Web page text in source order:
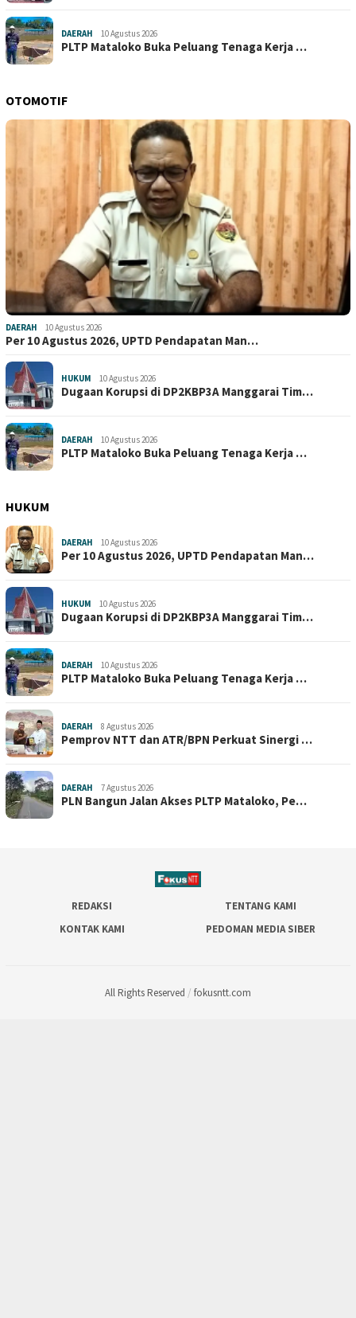
DAERAH 10 Agustus 2026
PLTP Mataloko Buka Peluang Tenaga Kerja …
OTOMOTIF
DAERAH 10 Agustus 2026
Per 10 Agustus 2026, UPTD Pendapatan Man…
HUKUM 10 Agustus 2026
Dugaan Korupsi di DP2KBP3A Manggarai Tim…
DAERAH 10 Agustus 2026
PLTP Mataloko Buka Peluang Tenaga Kerja …
HUKUM
DAERAH 10 Agustus 2026
Per 10 Agustus 2026, UPTD Pendapatan Man…
HUKUM 10 Agustus 2026
Dugaan Korupsi di DP2KBP3A Manggarai Tim…
DAERAH 10 Agustus 2026
PLTP Mataloko Buka Peluang Tenaga Kerja …
DAERAH 8 Agustus 2026
Pemprov NTT dan ATR/BPN Perkuat Sinergi …
DAERAH 7 Agustus 2026
PLN Bangun Jalan Akses PLTP Mataloko, Pe…
REDAKSI
TENTANG KAMI
KONTAK KAMI
PEDOMAN MEDIA SIBER
All Rights Reserved / fokusntt.com